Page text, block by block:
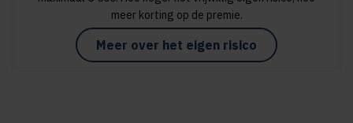
meer korting op de premie.
Meer over het eigen risico